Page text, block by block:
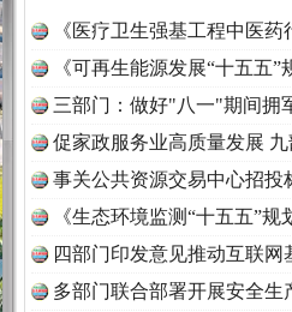
《医疗卫生强基工程中医
《可再生能源发展“十五五
三部门：做好"八一"期间拥
促家政服务业高质量发展
事关公共资源交易中心招投
《生态环境监测“十五五”
读
四部门印发意见推动互联网
多部门联合部署开展安全生